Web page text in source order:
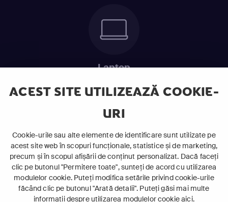
ACEST SITE UTILIZEAZĂ COOKIE-
URI
Cookie-urile sau alte elemente de identificare sunt utilizate pe
acest site web în scopuri funcționale, statistice și de marketing,
precum și în scopul afișării de conținut personalizat. Dacă faceți
clic pe butonul "Permitere toate", sunteți de acord cu utilizarea
modulelor cookie. Puteți modifica setările privind cookie-urile
făcând clic pe butonul "Arată detalii". Puteți găsi mai multe
informații despre utilizarea modulelor cookieaici.
Laptop
ABONEAZĂ-TE ACUM
Cerințe de sistem